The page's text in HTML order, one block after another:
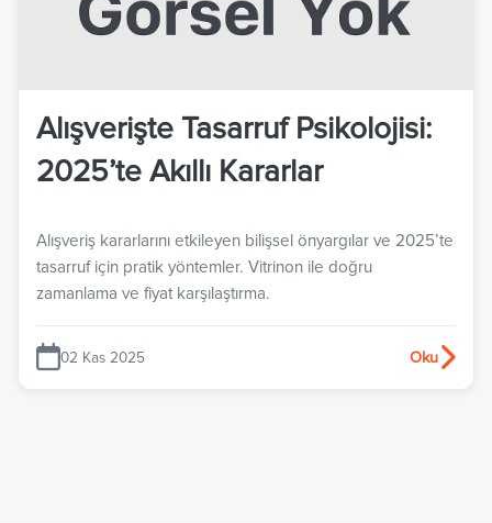
Alışverişte Tasarruf Psikolojisi:
2025’te Akıllı Kararlar
Alışveriş kararlarını etkileyen bilişsel önyargılar ve 2025’te
tasarruf için pratik yöntemler. Vitrinon ile doğru
zamanlama ve fiyat karşılaştırma.
02 Kas 2025 Oku